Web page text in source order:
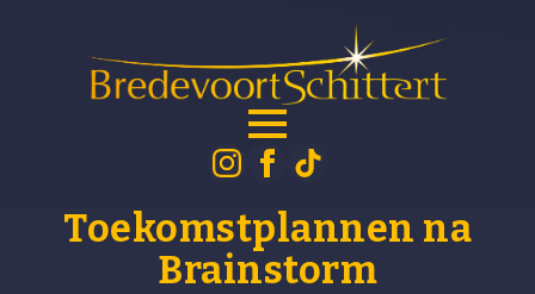
Toekomstplannen na
Brainstorm